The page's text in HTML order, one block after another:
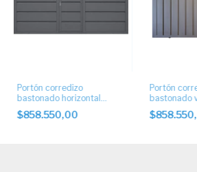
Portón corredizo
bastonado horizontal
puerta central
$858.550,00
Portón
bastonado
puerta lateral